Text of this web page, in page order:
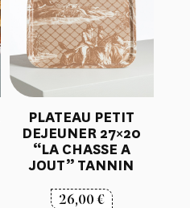
PLATEAU PETIT
DEJEUNER 27×20
“LA CHASSE A
JOUT” TANNIN
26,00€